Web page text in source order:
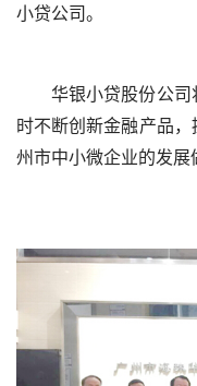
小贷公司。
华银小贷股份公司
时不断创新金融产品
州市中小微企业的发展